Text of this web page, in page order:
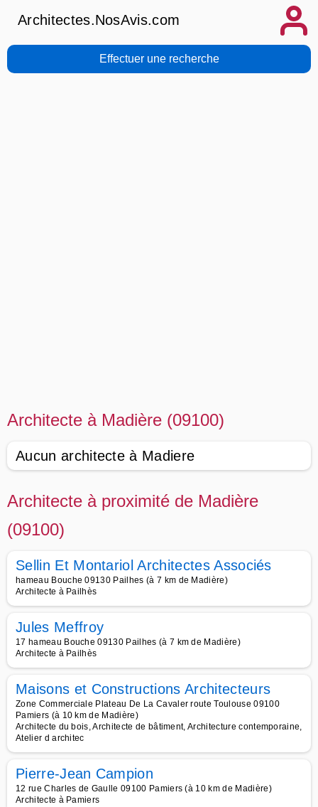
Architectes.NosAvis.com
Effectuer une recherche
Architecte à Madière (09100)
Aucun architecte à Madiere
Architecte à proximité de Madière
(09100)
Sellin Et Montariol Architectes Associés
hameau Bouche 09130 Pailhes (à 7 km de Madière)
Architecte à Pailhès
Jules Meffroy
17 hameau Bouche 09130 Pailhes (à 7 km de Madière)
Architecte à Pailhès
Maisons et Constructions Architecteurs
Zone Commerciale Plateau De La Cavaler route Toulouse 09100
Pamiers (à 10 km de Madière)
Architecte du bois, Architecte de bâtiment, Architecture contemporaine,
Atelier d architec
Pierre-Jean Campion
12 rue Charles de Gaulle 09100 Pamiers (à 10 km de Madière)
Architecte à Pamiers